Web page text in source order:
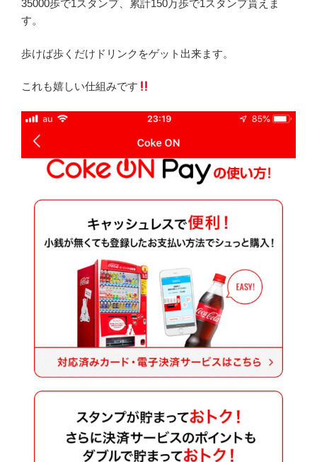
35000歩で1スタンプ、累計150万歩で1スタンプ貰えま
す。
歩けば歩くだけドリンクをゲット出来ます。
これも嬉しい仕組みです